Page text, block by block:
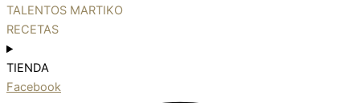
TALENTOS MARTIKO
RECETAS
TIENDA
Facebook